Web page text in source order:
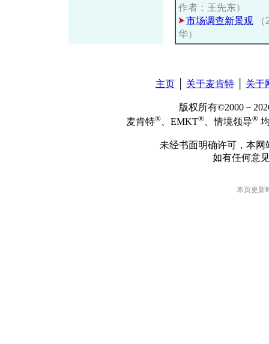
作者：王先东）
市场调查新景观
华）
主页│ 关于麦肯特│ 关于
版权所有©2000－
麦肯特® 、EMKT® 、情境领导®
未经书面明确许可，本
如有任何意
本页更新